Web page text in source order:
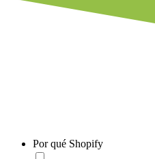
Por qué Shopify